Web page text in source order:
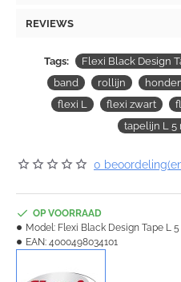
REVIEWS
Tags: Flexi Black Design
band
rollijn
flexi L
flexi zwart
tapelijn L 5
0
OP VOORRAAD
Model: Flexi Black Design Tape L
EAN: 4000498034101